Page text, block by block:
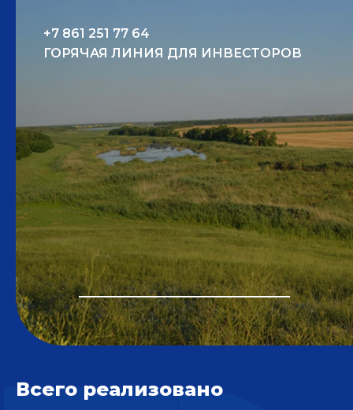
+7 861 251 77 64
ГОРЯЧАЯ ЛИНИЯ ДЛЯ ИНВЕСТОРОВ
Всего реализовано